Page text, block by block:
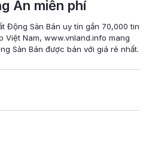
An miễn phí
Động Sản Bán uy tín gần 70,000 tin
Việt Nam, www.vnland.info mang
Sản Bán được bán với giá rẻ nhất.